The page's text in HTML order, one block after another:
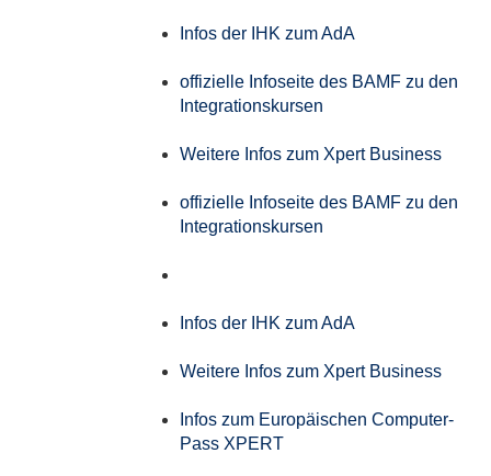
Infos der IHK zum AdA
offizielle Infoseite des BAMF zu den
Integrationskursen
Weitere Infos zum Xpert Business
offizielle Infoseite des BAMF zu den
Integrationskursen
Infos der IHK zum AdA
Weitere Infos zum Xpert Business
Infos zum Europäischen Computer-
Pass XPERT